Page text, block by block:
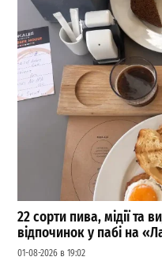
22 сорти пива, мідії та
відпочинок у пабі на
01-08-2026 в 19:02